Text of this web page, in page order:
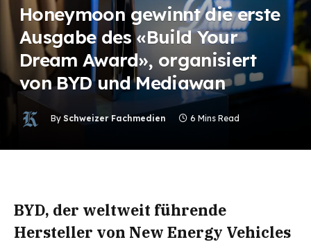
Honeymoon gewinnt die erste
Ausgabe des «Build Your
Dream Award», organisiert
von BYD und Mediawan
By Schweizer Fachmedien 6 Mins Read
BYD, der weltweit führende
Hersteller von New Energy Vehicles